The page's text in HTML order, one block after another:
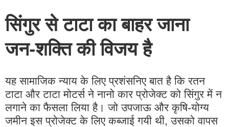
सिंगुर से टाटा का बाहर जाना
जन-शक्ति की विजय है
यह सामाजिक न्याय के लिए प्रशंसनिए बात है कि रतन
टाटा और टाटा मोटर्स ने नानो कार प्रोजेक्ट को सिंगुर में न
लगाने का फैसला लिया है। जो उपजाऊ और कृषि-योग्य
जमीन इस प्रोजेक्ट के लिए कब्जाई गयी थी, उसको वापस